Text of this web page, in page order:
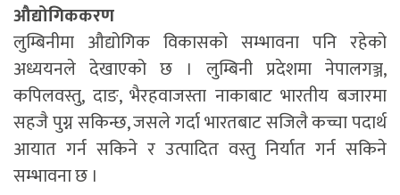
औद्योगिककरण
लुम्बिनीमा औद्योगिक विकासको सम्भावना पनि रहेको
अध्ययनले देखाएको छ । लुम्बिनी प्रदेशमा नेपालगञ्ज,
कपिलवस्तु, दाङ, भैरहवाजस्ता नाकाबाट भारतीय बजारमा
सहजै पुग्न सकिन्छ, जसले गर्दा भारतबाट सजिलै कच्चा पदार्थ
आयात गर्न सकिने र उत्पादित वस्तु निर्यात गर्न सकिने
सम्भावना छ ।